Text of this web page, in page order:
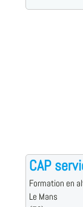
CAP
Formation en
Le Mans